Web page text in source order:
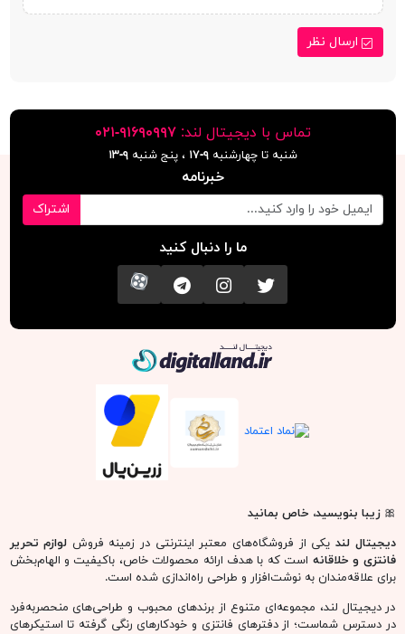
ارسال نظر
تماس با دیجیتال لند:٩١۶٩٠٩٩٧-٠٢١
شنبه تا چهارشنبه۹-۱۷ ، پنج شنبه۹-١٣
خبرنامه
اشتراک
ما را دنبال کنید
تویتر اینستاگرامکانال تلگرام
آپارات
🎀زیبا بنویسید، خاص بمانید
دیجیتال لند یکی از فروشگاه‌های معتبر اینترنتی در زمینه فروش لوازم تحریر
فانتزی و خلاقانه است که با هدف ارائه محصولات خاص، باکیفیت و الهام‌بخش
برای علاقه‌مندان به نوشت‌افزار و طراحی راه‌اندازی شده است.
در دیجیتال لند، مجموعه‌ای متنوع از برندهای محبوب و طراحی‌های منحصربه‌فرد
در دسترس شماست؛ از دفترهای فانتزی و خودکارهای رنگی گرفته تا استیکرهای